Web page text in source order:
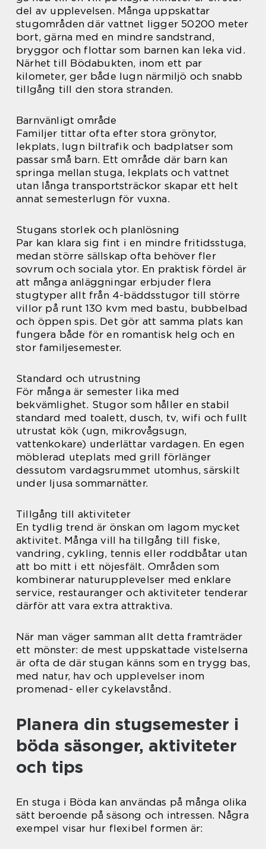
del av upplevelsen. Många uppskattar
stugområden där vattnet ligger 50200 meter
bort, gärna med en mindre sandstrand,
bryggor och flottar som barnen kan leka vid.
Närhet till Bödabukten, inom ett par
kilometer, ger både lugn närmiljö och snabb
tillgång till den stora stranden.
Barnvänligt område
Familjer tittar ofta efter stora grönytor,
lekplats, lugn biltrafik och badplatser som
passar små barn. Ett område där barn kan
springa mellan stuga, lekplats och vattnet
utan långa transportsträckor skapar ett helt
annat semesterlugn för vuxna.
Stugans storlek och planlösning
Par kan klara sig fint i en mindre fritidsstuga,
medan större sällskap ofta behöver fler
sovrum och sociala ytor. En praktisk fördel är
att många anläggningar erbjuder flera
stugtyper allt från 4-bäddsstugor till större
villor på runt 130 kvm med bastu, bubbelbad
och öppen spis. Det gör att samma plats kan
fungera både för en romantisk helg och en
stor familjesemester.
Standard och utrustning
För många är semester lika med
bekvämlighet. Stugor som håller en stabil
standard med toalett, dusch, tv, wifi och fullt
utrustat kök (ugn, mikrovågsugn,
vattenkokare) underlättar vardagen. En egen
möblerad uteplats med grill förlänger
dessutom vardagsrummet utomhus, särskilt
under ljusa sommarnätter.
Tillgång till aktiviteter
En tydlig trend är önskan om lagom mycket
aktivitet. Många vill ha tillgång till fiske,
vandring, cykling, tennis eller roddbåtar utan
att bo mitt i ett nöjesfält. Områden som
kombinerar naturupplevelser med enklare
service, restauranger och aktiviteter tenderar
därför att vara extra attraktiva.
När man väger samman allt detta framträder
ett mönster: de mest uppskattade vistelserna
är ofta de där stugan känns som en trygg bas,
med natur, hav och upplevelser inom
promenad- eller cykelavstånd.
Planera din stugsemester i
böda säsonger, aktiviteter
och tips
En stuga i Böda kan användas på många olika
sätt beroende på säsong och intressen. Några
exempel visar hur flexibel formen är: